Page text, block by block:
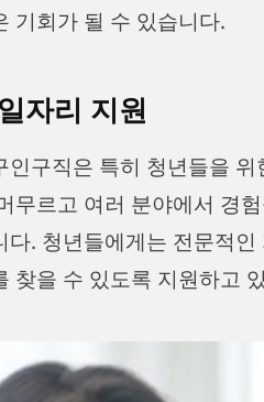
기회가 될 수 있습니다.
자리 지원
인구직은 특히 청년들을
무르고 여러 분야에서 경
다. 청년들에게는 전문적
찾을 수 있도록 지원하고